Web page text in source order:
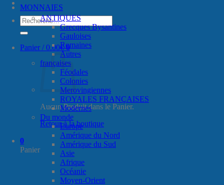
Recherche
pour :
Panier /0.00€ 0
Aucun Produit dans le Panier.
Retour à la boutique
0
Panier
MONNAIES
ANTIQUES
Grecques Bysantines
Gauloises
Romaines
Autres
françaises
Féodales
Colonies
Merovingiennes
ROYALES FRANÇAISES
Modernes
Du monde
Europe
Amérique du Nord
Amérique du Sud
Asie
Afrique
Océanie
Moyen-Orient